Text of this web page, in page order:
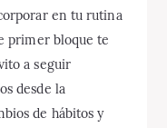
en tu rutina
primer bloque te
a seguir
desde la
de hábitos y